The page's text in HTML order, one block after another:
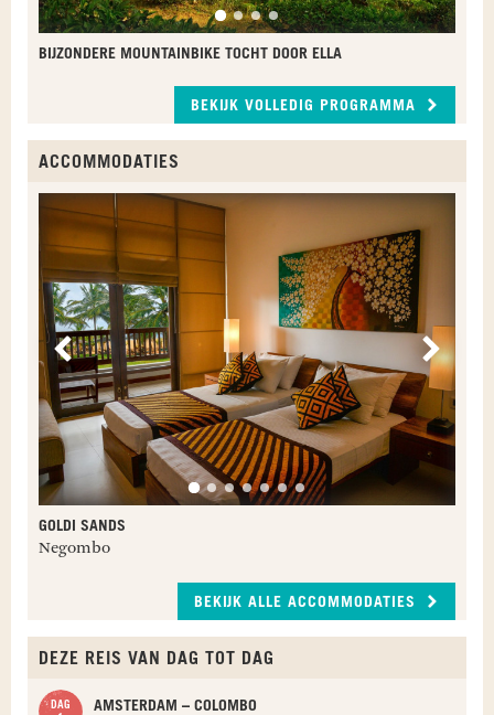
BIJZONDERE MOUNTAINBIKE TOCHT DOOR ELLA
BEKIJK VOLLEDIG PROGRAMMA
ACCOMMODATIES
Vorige
GOLDI SANDS
Negombo
BEKIJK ALLE ACCOMMODATIES
DEZE REIS VAN DAG TOT DAG
AMSTERDAM – COLOMBO